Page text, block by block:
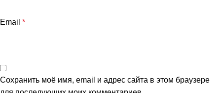
Email *
Сохранить моё имя, email и адрес сайта в этом браузере